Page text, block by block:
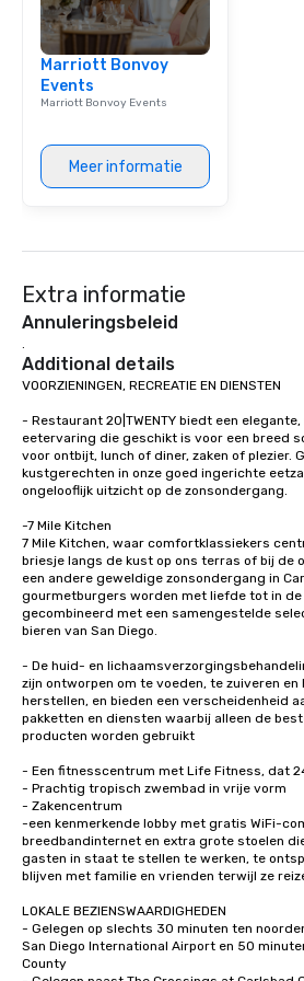
group is assured a top-notch dining
experience with three to four
signature dishes at each restaurant.
Our affordable tours are priced per
person with tax and gratuities
are drinks. However, a beverage
package upgrade is available, which
Our exclusive experiences provide the
a typical sit-down dinner, you’re lucky
to engage the person to the left and
place at multiple restaurants, with
walking in between, there are
with different people when you sit
down at each venue and as you
traverse along the way. Our
experiences not only provide more
ways to network, but a more convivial
way to do so. Large Groups Welcome
Lip Smacking Foodie Tours is ideal for
groups, small or large. Our
experiences can accommodate
groups from as few as 1 to as many
as 500 guests, making us an ideal
choice for any corporate group event.
Stress-Free Booking Process Booking
a tour is stress-free and allows you to
more easily. You’ll take comfort
knowing that everything is taken care
of from the moment the tour is
booked to the minute it concludes.
Since the menu is already set, you
remember to submit ahead of the tour
date any dietary restrictions and food
allergies for anyone in your group.
Marriott Bonvoy
Events
Marriott Bonvoy Events
Meer informatie
Extra informatie
Annuleringsbeleid
.
Additional details
VOORZIENINGEN, RECREATIE EN DIENSTEN
- Restaurant 20|TWENTY biedt een
eetervaring die geschikt is voor een breed
voor ontbijt, lunch of diner, zaken of plezier.
kustgerechten in onze goed ingerichte
ongelooflijk uitzicht op de zonsondergang.
-7 Mile Kitchen
7 Mile Kitchen, waar comfortklassiekers
briesje langs de kust op ons terras of bij de
een andere geweldige zonsondergang in
gourmetburgers worden met liefde tot in de
gecombineerd met een samengestelde
bieren van San Diego.
- De huid- en
zijn ontworpen om te voeden, te zuiveren
herstellen, en bieden een verscheidenheid
pakketten en diensten waarbij alleen de
producten worden gebruikt
- Een fitnesscentrum met Life Fitness, dat
- Prachtig tropisch zwembad in vrije vorm
- Zakencentrum
-een kenmerkende lobby met gratis WiFi-
breedbandinternet en extra grote stoelen
gasten in staat te stellen te werken, te
blijven met familie en vrienden terwijl ze
LOKALE BEZIENSWAARDIGHEDEN
- Gelegen op slechts 30 minuten ten
San Diego International Airport en 50
County